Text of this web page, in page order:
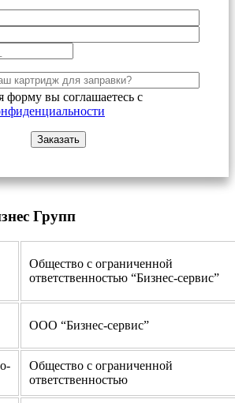
форму вы соглашаетесь с
Групп
Общество с ограниченной
ответственностью “Бизнес-сервис”
ООО “Бизнес-сервис”
Общество с ограниченной
ответственностью